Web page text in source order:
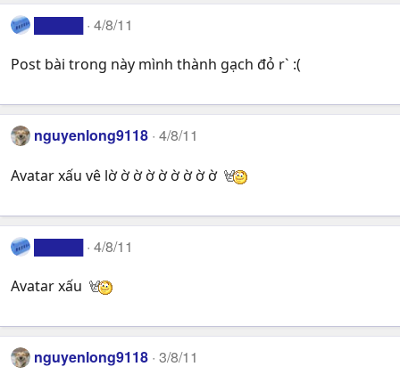
4/8/11
Post bài trong này mình thành gạch đỏ r` :(
nguyenlong9118 4/8/11
Avatar xấu vê lờ ờ ờ ờ ờ ờ ờ ờ ờ
4/8/11
Avatar xấu
nguyenlong9118 3/8/11